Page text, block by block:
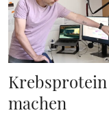
machen